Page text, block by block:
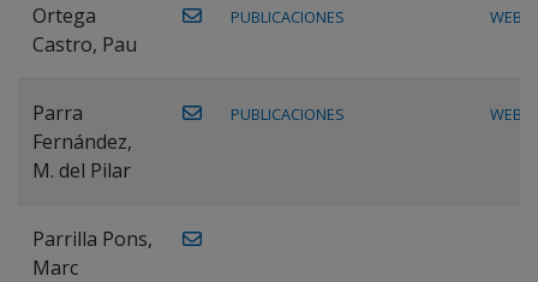
Ortega
Castro, Pau
PUBLICACIONES WEB
Parra
Fernández,
M. del Pilar
PUBLICACIONES WEB
Parrilla Pons,
Marc